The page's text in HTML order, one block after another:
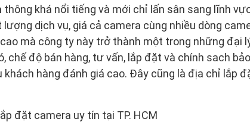
khá nổi tiếng và mới chỉ lấn sân sang lĩnh
dịch vụ, giá cả camera cùng nhiều dòng
mà công ty này trở thành một trong những đại
chế độ bán hàng, tư vấn, lắp đặt và chính sach
hàng đánh giá cao. Đây cũng là địa chỉ lắp
đặt camera uy tín tại TP. HCM